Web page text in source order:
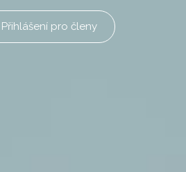
Přihlášení pro členy